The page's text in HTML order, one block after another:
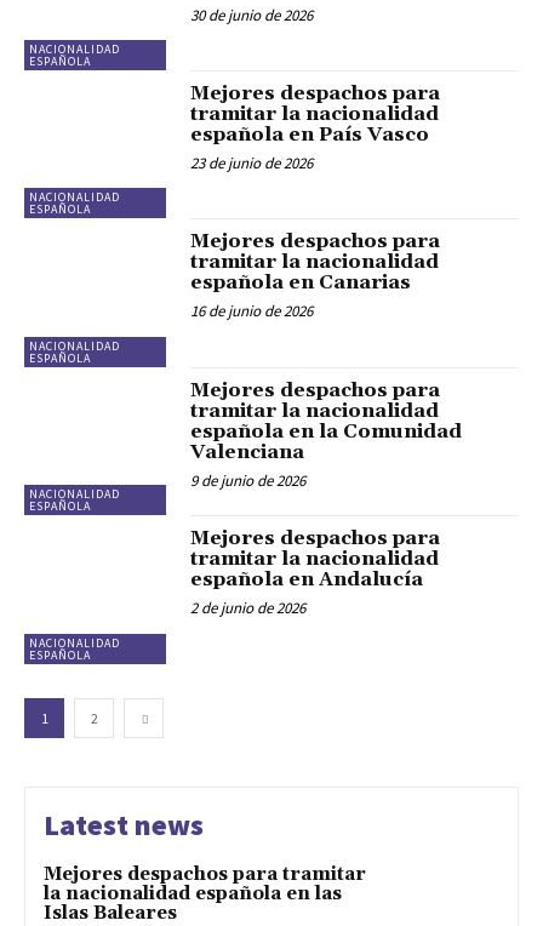
NACIONALIDAD
ESPAÑOLA
30 de junio de 2026
NACIONALIDAD
ESPAÑOLA
Mejores despachos para
tramitar la nacionalidad
española en País Vasco
23 de junio de 2026
NACIONALIDAD
ESPAÑOLA
Mejores despachos para
tramitar la nacionalidad
española en Canarias
16 de junio de 2026
NACIONALIDAD
ESPAÑOLA
Mejores despachos para
tramitar la nacionalidad
española en la Comunidad
Valenciana
9 de junio de 2026
NACIONALIDAD
ESPAÑOLA
Mejores despachos para
tramitar la nacionalidad
española en Andalucía
2 de junio de 2026
1 2
Latest news
Mejores despachos para tramitar
la nacionalidad española en las
Islas Baleares